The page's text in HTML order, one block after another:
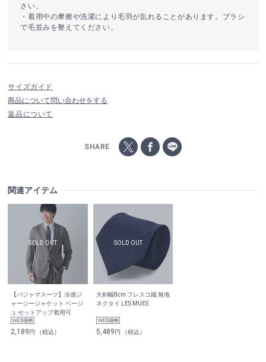
さい。
・着用中の摩擦や洗濯により毛羽が乱れることがあります。ブラシ
で毛並みを整えてください。
サイズガイド
商品について問い合わせをする
返品について
SHARE
関連アイテム
【パジャマスーツ】冷感ジ
ャージージャケット ベージ
ュ セットアップ着用可
2,189円 （税込）
大剣幅8cm フレスコ織 無地
ネクタイ LES MUES
5,489円 （税込）